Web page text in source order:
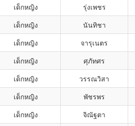
เด็กหญิง รุ่งเพชร
เด็กหญิง นันทิชา
เด็กหญิง จารุเนตร
เด็กหญิง ศุภัทศร
เด็กหญิง วรรณวิสา
เด็กหญิง พัชรพร
เด็กหญิง จิณัฐตา